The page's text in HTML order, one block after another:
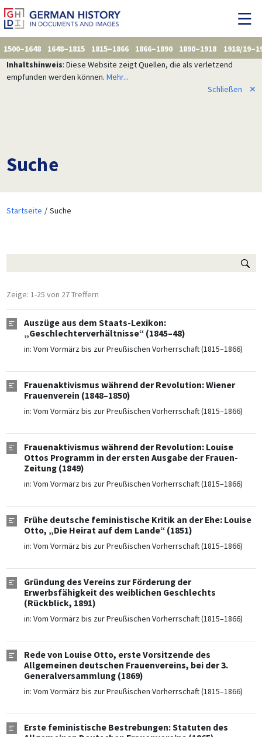
1500–1648 1648–1815 1815–1866 1866–1890 1890–1918
1918/
Inhaltshinweis: Diese Website zeigt Quellen, die als verletzend
empfunden werden können. Mehr...
Schließen
✕
Suche
Startseite Suche
Zeige: 1-25 von 27 Treffern
Auszüge aus dem Staats-Lexikon:
„Geschlechterverhältnisse“ (1845–48)
in: Vom Vormärz bis zur Preußischen Vorherrschaft (1815–1866)
Frauenaktivismus während der Revolution: Wiener
Frauenverein (1848–1850)
in: Vom Vormärz bis zur Preußischen Vorherrschaft (1815–1866)
Frauenaktivismus während der Revolution: Louise
Ottos Programm in der ersten Ausgabe der Frauen-
Zeitung (1849)
in: Vom Vormärz bis zur Preußischen Vorherrschaft (1815–1866)
Frühe deutsche feministische Kritik an der Ehe: Louise
Otto, „Die Heirat auf dem Lande“ (1851)
in: Vom Vormärz bis zur Preußischen Vorherrschaft (1815–1866)
Gründung des Vereins zur Förderung der
Erwerbsfähigkeit des weiblichen Geschlechts
(Rückblick, 1891)
in: Vom Vormärz bis zur Preußischen Vorherrschaft (1815–1866)
Rede von Louise Otto, erste Vorsitzende des
Allgemeinen deutschen Frauenvereins, bei der 3.
Generalversammlung (1869)
in: Vom Vormärz bis zur Preußischen Vorherrschaft (1815–1866)
Erste feministische Bestrebungen: Statuten des